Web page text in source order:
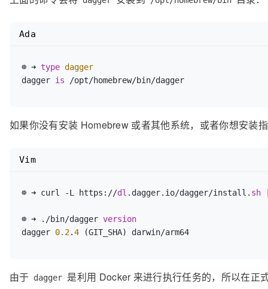
☸ ➜ type
dagger is
Ada
如果你没有安装 Homebrew 或者其他系统，或者你想安装
☸ ➜ curl -L https://dl .dagger.io/dagger/install. sh
☸ ➜ ./bin/dagger version
dagger 0.2.4
Vim
由于 dagger 是利用 Docker 来进行执行任务的，所以在正